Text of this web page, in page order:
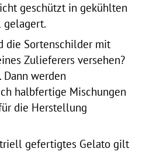
geschützt in gekühlten
gelagert.
die Sortenschilder mit
Zulieferers versehen?
Dann werden
halbfertige Mischungen
die Herstellung
gefertigtes Gelato gilt